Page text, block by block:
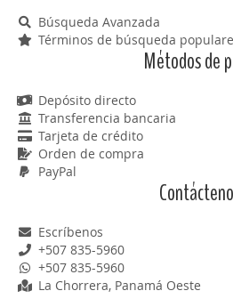
Búsqueda Avanzada
Términos de búsqueda
Métodos de
Depósito directo
Transferencia bancaria
Tarjeta de crédito
Orden de compra
PayPal
Escríbenos
+507 835-5960
+507 835-5960
La Chorrera, Panamá Oeste